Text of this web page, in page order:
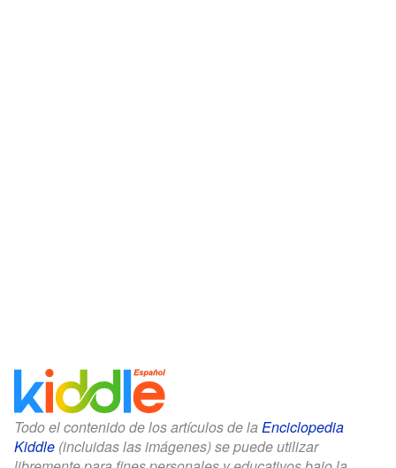
Todo el contenido de los artículos de la Enciclopedia
Kiddle (incluidas las imágenes) se puede utilizar